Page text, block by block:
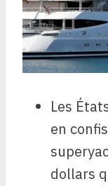
Les
en
dollars